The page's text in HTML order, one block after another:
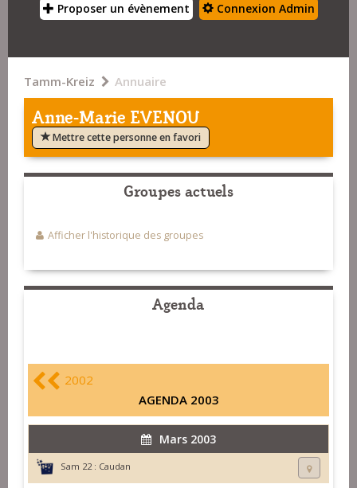
Proposer un évènement Connexion Admin
Tamm-Kreiz Annuaire
Anne-Marie EVENOU
Mettre cette personne en favori
Groupes actuels
Afficher l'historique des groupes
Agenda
2002
AGENDA 2003
Mars 2003
Sam 22 : Caudan